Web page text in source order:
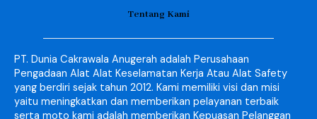
Tentang Kami
PT. Dunia Cakrawala Anugerah adalah Perusahaan
Pengadaan Alat Alat Keselamatan Kerja Atau Alat Safety
yang berdiri sejak tahun 2012. Kami memiliki visi dan misi
yaitu meningkatkan dan memberikan pelayanan terbaik
serta moto kami adalah memberikan Kepuasan Pelanggan